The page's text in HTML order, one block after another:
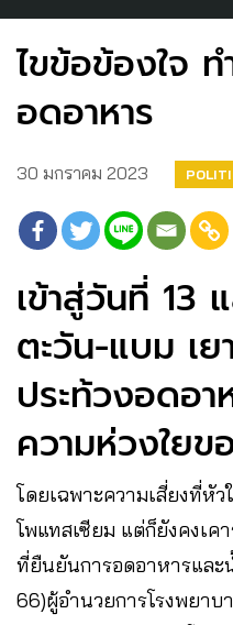
ไขข้อข้องใจ
อดอาหาร
30 มกราคม 2023
เข้าสู่วันที่ 13
ตะวัน-แบม เย
ประท้วงอดอา
ความห่วงใยข
โดยเฉพาะความเสี่ยงที่หั
โพแทสเซียม แต่ก็ยังคงเค
ที่ยืนยันการอดอาหารและ
66)ผู้อำนวยการโรงพยาบ